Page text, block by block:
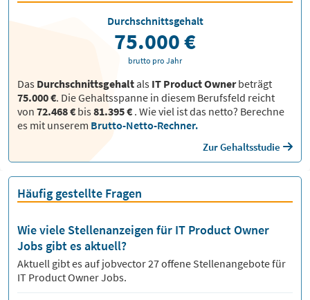
Das Durchschnittsgehaltals IT Product Ownerbeträgt
75.000 €. Die Gehaltsspanne in diesem Berufsfeld reicht
von 72.468 € bis81.395 € . Wie viel ist das netto? Berechne
es mit unserem Brutto-Netto-Rechner.
Zur Gehaltsstudie
Durchschnittsgehalt
75.000 €
brutto pro Jahr
Häufig gestellte Fragen
Wie viele Stellenanzeigen für IT Product Owner
Jobs gibt es aktuell?
Aktuell gibt es auf jobvector27offene Stellenangebote für
IT Product Owner Jobs.